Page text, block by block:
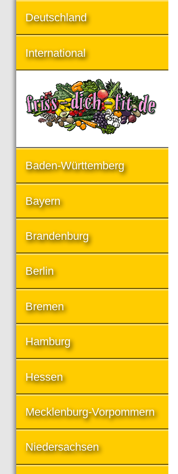
Deutschland
International
Baden-Württemberg
Bayern
Brandenburg
Berlin
Bremen
Hamburg
Hessen
Mecklenburg-Vorpommern
Niedersachsen